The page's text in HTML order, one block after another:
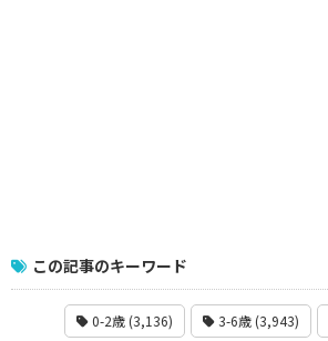
この記事のキーワード
0-2歳 (3,136) 3-6歳 (3,943)